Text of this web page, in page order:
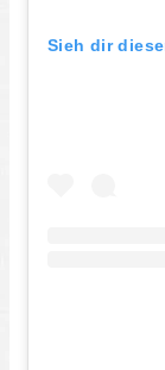
Sieh dir